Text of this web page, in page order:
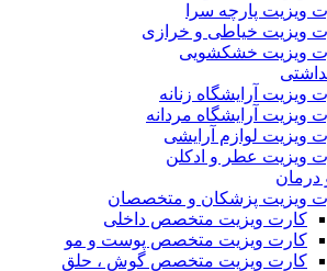
ویزیت پارچه سرا
ویزیت خیاطی و خرازی
ویزیت خشکشویی
ویزیت آرایشگاه زنانه
ویزیت آرایشگاه مردانه
ویزیت لوازم آرایشی
ویزیت عطر و ادکلن
درمان
ویزیت پزشکان و متخصصان
کارت ویزیت متخصص داخلی
کارت ویزیت متخصص پوست و مو
کارت ویزیت متخصص گوش ، حلق